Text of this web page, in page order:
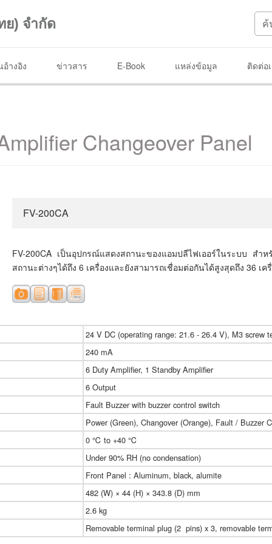
ย) จำกัด
างอิง ข่าวสาร E-Book แหล่งข้อมูล ติดต่อ
Changeover Panel
FV-200CA
FV-200CA เป็นอุปกรณ์แสดงสถานะของแอมปลืไฟเออร์ในระบบ ส
สถานะต่างๆได้ถึง 6 เครื่องและยังสามารถเชื่อมต่อกันได้สูงสุดถึง 36 เค
24 V DC (operating range: 21.6 - 26.4 V), M3 screw
240 mA
6 Duty Amplifier, 1 Standby Amplifier
6 Output
Fault Buzzer with buzzer control switch
Power (Green), Changover (Orange), Fault / Buzzer
0 ℃ to +40 ℃
Under 90% RH (no condensation)
Front Panel : Aluminum, black, alumite
482 (W) × 44 (H) × 343.8 (D) mm
2.6 kg
Removable terminal plug (2 pins) x 3, removable